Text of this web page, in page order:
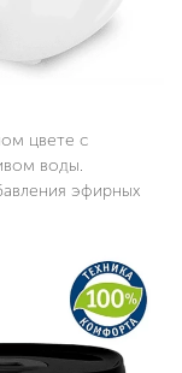
цвете с
воды.
эфирных